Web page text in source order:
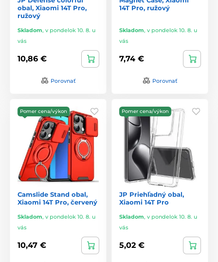
obal, Xiaomi 14T Pro,
ružový
Skladom, v pondelok 10. 8. u
vás
10,86 €
Porovnať
14T Pro, ružový
Skladom, v pondelok 10. 8. u
vás
7,74 €
Porovnať
Pomer cena/výkon
Camslide Stand obal,
Xiaomi 14T Pro, červený
Skladom, v pondelok 10. 8. u
vás
10,47 €
Pomer cena/výkon
JP Priehľadný obal,
Xiaomi 14T Pro
Skladom, v pondelok 10. 8. u
vás
5,02 €